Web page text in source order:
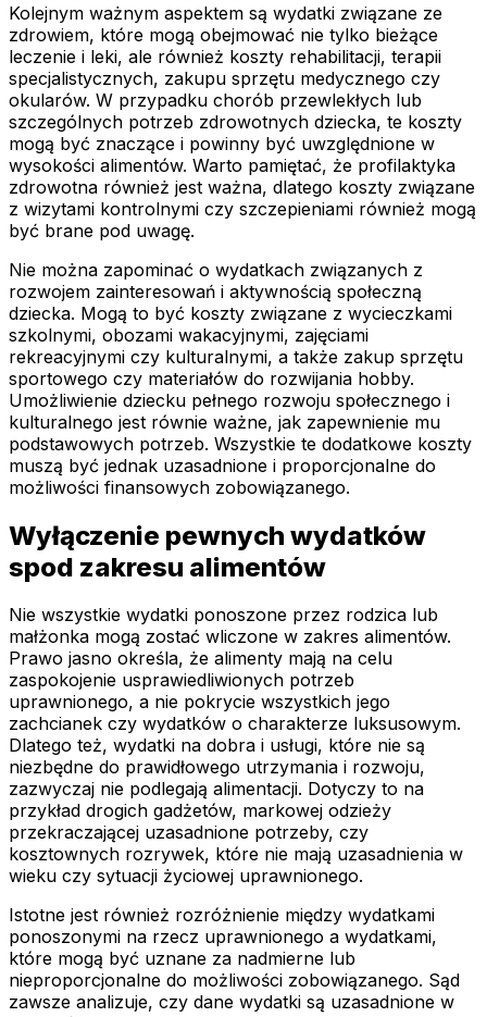
Kolejnym ważnym aspektem są wydatki związane ze
zdrowiem, które mogą obejmować nie tylko bieżące
leczenie i leki, ale również koszty rehabilitacji, terapii
specjalistycznych, zakupu sprzętu medycznego czy
okularów. W przypadku chorób przewlekłych lub
szczególnych potrzeb zdrowotnych dziecka, te koszty
mogą być znaczące i powinny być uwzględnione w
wysokości alimentów. Warto pamiętać, że profilaktyka
zdrowotna również jest ważna, dlatego koszty związane
z wizytami kontrolnymi czy szczepieniami również mogą
być brane pod uwagę.
Nie można zapominać o wydatkach związanych z
rozwojem zainteresowań i aktywnością społeczną
dziecka. Mogą to być koszty związane z wycieczkami
szkolnymi, obozami wakacyjnymi, zajęciami
rekreacyjnymi czy kulturalnymi, a także zakup sprzętu
sportowego czy materiałów do rozwijania hobby.
Umożliwienie dziecku pełnego rozwoju społecznego i
kulturalnego jest równie ważne, jak zapewnienie mu
podstawowych potrzeb. Wszystkie te dodatkowe koszty
muszą być jednak uzasadnione i proporcjonalne do
możliwości finansowych zobowiązanego.
Wyłączenie pewnych wydatków
spod zakresu alimentów
Nie wszystkie wydatki ponoszone przez rodzica lub
małżonka mogą zostać wliczone w zakres alimentów.
Prawo jasno określa, że alimenty mają na celu
zaspokojenie usprawiedliwionych potrzeb
uprawnionego, a nie pokrycie wszystkich jego
zachcianek czy wydatków o charakterze luksusowym.
Dlatego też, wydatki na dobra i usługi, które nie są
niezbędne do prawidłowego utrzymania i rozwoju,
zazwyczaj nie podlegają alimentacji. Dotyczy to na
przykład drogich gadżetów, markowej odzieży
przekraczającej uzasadnione potrzeby, czy
kosztownych rozrywek, które nie mają uzasadnienia w
wieku czy sytuacji życiowej uprawnionego.
Istotne jest również rozróżnienie między wydatkami
ponoszonymi na rzecz uprawnionego a wydatkami,
które mogą być uznane za nadmierne lub
nieproporcjonalne do możliwości zobowiązanego. Sąd
zawsze analizuje, czy dane wydatki są uzasadnione w